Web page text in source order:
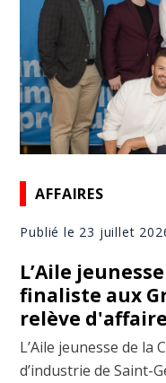
AFFAIRES
Publié le 23 juillet
L’Aile jeunesse
finaliste aux
relève
L’Aile jeunesse de la
d’industrie de Saint-